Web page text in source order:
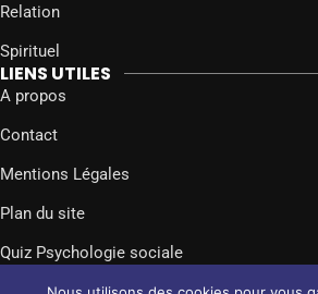
Relation
Spirituel
LIENS UTILES
A propos
Contact
Mentions Légales
Plan du site
Quiz Psychologie sociale